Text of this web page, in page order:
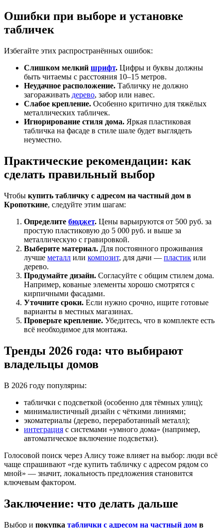
Ошибки при выборе и установке
табличек
Избегайте этих распространённых ошибок:
Слишком мелкий шрифт. Цифры и буквы должны
быть читаемы с расстояния 10–15 метров.
Неудачное расположение. Табличку не должно
загораживать дерево, забор или навес.
Слабое крепление. Особенно критично для тяжёлых
металлических табличек.
Игнорирование стиля дома. Яркая пластиковая
табличка на фасаде в стиле шале будет выглядеть
неуместно.
Практические рекомендации: как
сделать правильный выбор
Чтобы купить табличку с адресом на частный дом в
Кропоткине, следуйте этим шагам:
Определите бюджет. Цены варьируются от 500 руб. за
простую пластиковую до 5 000 руб. и выше за
металлическую с гравировкой.
Выберите материал. Для постоянного проживания
лучше металл или композит, для дачи — пластик или
дерево.
Продумайте дизайн. Согласуйте с общим стилем дома.
Например, кованые элементы хорошо смотрятся с
кирпичными фасадами.
Уточните сроки. Если нужно срочно, ищите готовые
варианты в местных магазинах.
Проверьте крепление. Убедитесь, что в комплекте есть
всё необходимое для монтажа.
Тренды 2026 года: что выбирают
владельцы домов
В 2026 году популярны:
таблички с подсветкой (особенно для тёмных улиц);
минималистичный дизайн с чёткими линиями;
экоматериалы (дерево, переработанный металл);
интеграция с системами «умного дома» (например,
автоматическое включение подсветки).
Голосовой поиск через Алису тоже влияет на выбор: люди всё
чаще спрашивают «где купить табличку с адресом рядом со
мной» — значит, локальность предложения становится
ключевым фактором.
Заключение: что делать дальше
Выбор и покупка таблички с адресом на частный дом в